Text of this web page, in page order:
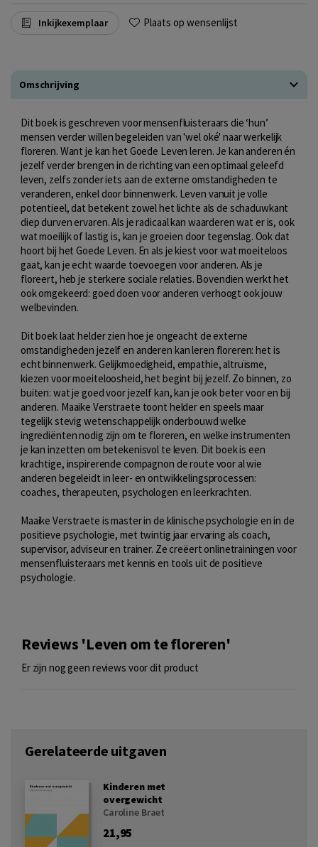
Inkijkexemplaar Plaats op wensenlijst
Omschrijving
Dit boek is geschreven voor mensenfluisteraars die ‘hun’
mensen verder willen begeleiden van 'wel oké' naar werkelijk
floreren. Want je kan het Goede Leven leren. Je kan anderen én
jezelf verder brengen in de richting van een optimaal geleefd
leven, zelfs zonder iets aan de externe omstandigheden te
veranderen, enkel door binnenwerk. Leven vanuit je volle
potentieel, dat betekent zowel het lichte als de schaduwkant
diep durven ervaren. Als je radicaal kan waarderen wat er is, ook
wat moeilijk of lastig is, kan je groeien door tegenslag. Ook dat
hoort bij het Goede Leven. En als je kiest voor wat moeiteloos
gaat, kan je echt waarde toevoegen voor anderen. Als je
floreert, heb je sterkere sociale relaties. Bovendien werkt het
ook omgekeerd: goed doen voor anderen verhoogt ook jouw
welbevinden.
Dit boek laat helder zien hoe je ongeacht de externe
omstandigheden jezelf en anderen kan leren floreren: het is
echt binnenwerk. Gelijkmoedigheid, empathie, altruïsme,
kiezen voor moeiteloosheid, het begint bij jezelf. Zo binnen, zo
buiten: wat je goed voor jezelf kan, kan je ook beter voor en bij
anderen. Maaike Verstraete toont helder en speels maar
tegelijk stevig wetenschappelijk onderbouwd welke
ingrediënten nodig zijn om te floreren, en welke instrumenten
je kan inzetten om betekenisvol te leven. Dit boek is een
krachtige, inspirerende compagnon de route voor al wie
anderen begeleidt in leer- en ontwikkelingsprocessen:
coaches, therapeuten, psychologen en leerkrachten.
Maaike Verstraete is master in de klinische psychologie en in de
positieve psychologie, met twintig jaar ervaring als coach,
supervisor, adviseur en trainer. Ze creëert onlinetrainingen voor
mensenfluisteraars met kennis en tools uit de positieve
psychologie.
Reviews 'Leven om te floreren'
Er zijn nog geen reviews voor dit product
Gerelateerde uitgaven
Kinderen met
overgewicht
Caroline Braet
21,95